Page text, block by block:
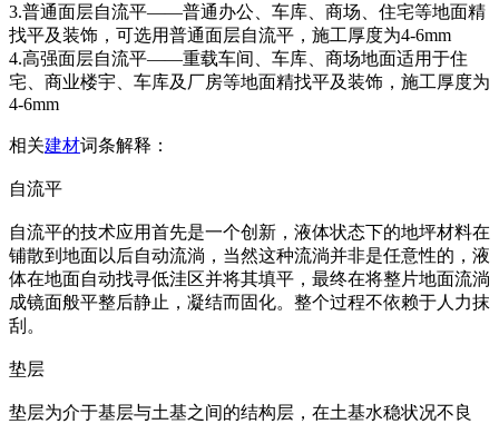
3.普通面层自流平——普通办公、车库、商场、住宅等地面精
找平及装饰，可选用普通面层自流平，施工厚度为4-6mm
4.高强面层自流平——重载车间、车库、商场地面适用于住
宅、商业楼宇、车库及厂房等地面精找平及装饰，施工厚度为
4-6mm
相关建材词条解释：
自流平
自流平的技术应用首先是一个创新，液体状态下的地坪材料在
铺散到地面以后自动流淌，当然这种流淌并非是任意性的，液
体在地面自动找寻低洼区并将其填平，最终在将整片地面流淌
成镜面般平整后静止，凝结而固化。整个过程不依赖于人力抹
刮。
垫层
垫层为介于基层与土基之间的结构层，在土基水稳状况不良